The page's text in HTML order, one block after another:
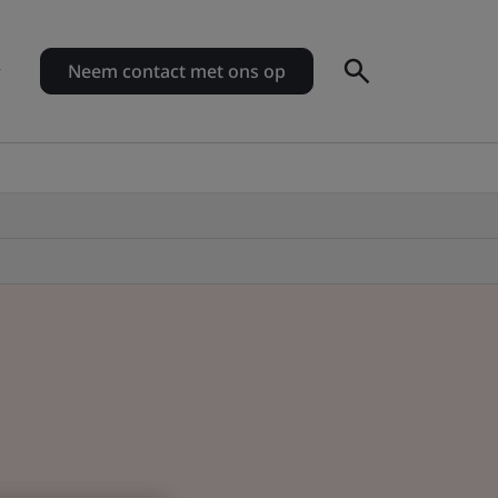
Neem contact met ons op